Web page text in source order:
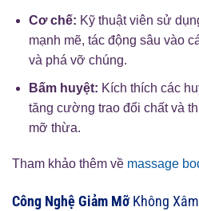
Cơ chế: Kỹ thuật viên sử
mạnh mẽ, tác động sâu vào
và phá vỡ chúng.
Bấm huyệt: Kích thích các
tăng cường trao đổi chất và
mỡ thừa.
Tham khảo thêm về massage
Công Nghệ Giảm MỡKhông